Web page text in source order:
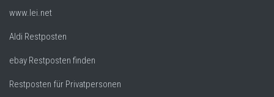
www.lei.net
Aldi Restposten
ebay Restposten finden
Restposten für Privatpersonen